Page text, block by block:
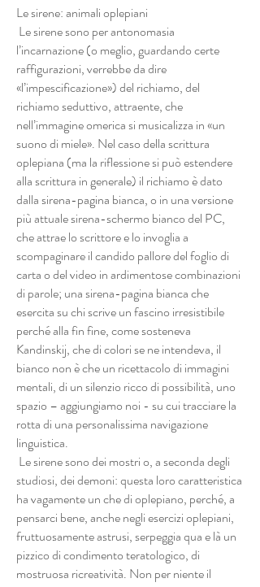
Le sirene: animali oplepiani
Le sirene sono per antonomasia
l’incarnazione (o meglio, guardando certe
raffigurazioni, verrebbe da dire
«l’impescificazione») del richiamo, del
richiamo seduttivo, attraente, che
nell’immagine omerica si musicalizza in «un
suono di miele». Nel caso della scrittura
oplepiana (ma la riflessione si può estendere
alla scrittura in generale) il richiamo è dato
dalla sirena-pagina bianca, o in una versione
più attuale sirena-schermo bianco del PC,
che attrae lo scrittore e lo invoglia a
scompaginare il candido pallore del foglio di
carta o del video in ardimentose combinazioni
di parole; una sirena-pagina bianca che
esercita su chi scrive un fascino irresistibile
perché alla fin fine, come sosteneva
Kandinskij, che di colori se ne intendeva, il
bianco non è che un ricettacolo di immagini
mentali, di un silenzio ricco di possibilità, uno
spazio – aggiungiamo noi - su cui tracciare la
rotta di una personalissima navigazione
linguistica.
Le sirene sono dei mostri o, a seconda degli
studiosi, dei demoni: questa loro caratteristica
ha vagamente un che di oplepiano, perché, a
pensarci bene, anche negli esercizi oplepiani,
fruttuosamente astrusi, serpeggia qua e là un
pizzico di condimento teratologico, di
mostruosa ricreatività. Non per niente il